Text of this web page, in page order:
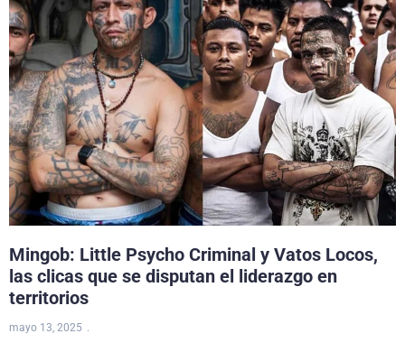
Mingob: Little Psycho Criminal y Vatos Locos,
las clicas que se disputan el liderazgo en
territorios
mayo 13, 2025